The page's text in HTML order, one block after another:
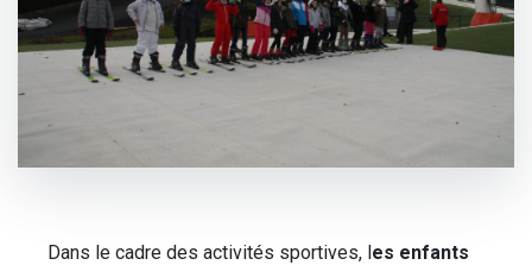
Dans le cadre des activités sportives, les enfants